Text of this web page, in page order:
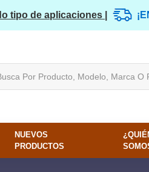
tipo de aplicaciones |
NUEVOS
PRODUCTOS